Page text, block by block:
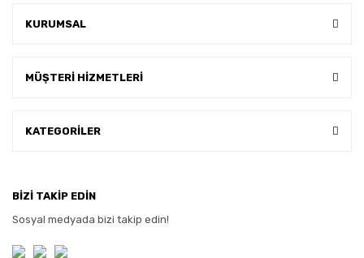
KURUMSAL
MÜŞTERİ HİZMETLERİ
KATEGORİLER
BİZİ TAKİP EDİN
Sosyal medyada bizi takip edin!